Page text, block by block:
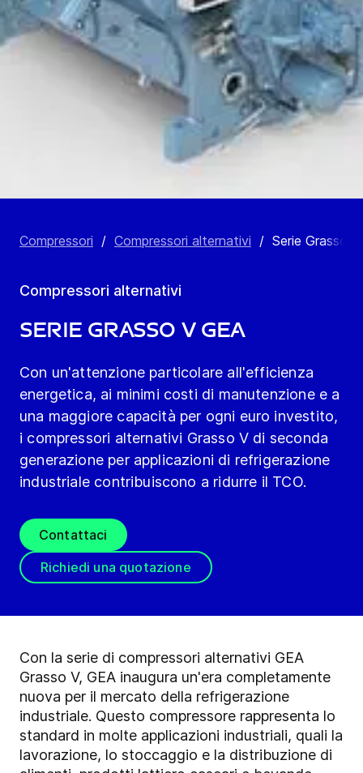
Compressori / Compressori alternativi / Serie Grasso
Compressori alternativi
Serie Grasso V GEA
Con un'attenzione particolare all'efficienza
energetica, ai minimi costi di manutenzione e a
una maggiore capacità per ogni euro investito,
i compressori alternativi Grasso V di seconda
generazione per applicazioni di refrigerazione
industriale contribuiscono a ridurre il TCO.
Contattaci
Richiedi una quotazione
Con la serie di compressori alternativi GEA
Grasso V, GEA inaugura un'era completamente
nuova per il mercato della refrigerazione
industriale. Questo compressore rappresenta lo
standard in molte applicazioni industriali, quali la
lavorazione, lo stoccaggio e la distribuzione di